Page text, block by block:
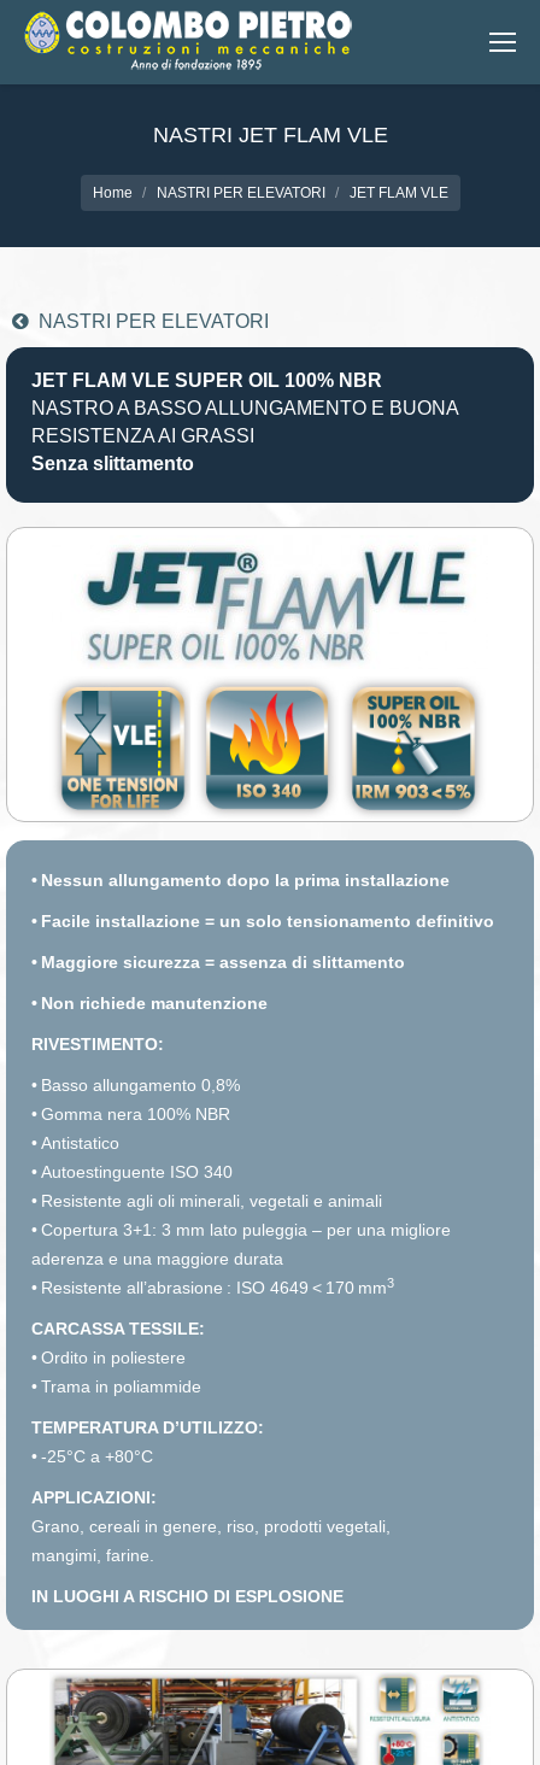
NASTRI JET FLAM VLE
You are here:
Home NASTRI PER ELEVATORI JET FLAM VLE
NASTRI PER ELEVATORI
JET FLAM VLE SUPER OIL 100% NBR
NASTRO A BASSO ALLUNGAMENTO E BUONA
RESISTENZA AI GRASSI
Senza slittamento
• Nessun allungamento dopo la prima installazione
• Facile installazione = un solo tensionamento definitivo
• Maggiore sicurezza = assenza di slittamento
• Non richiede manutenzione
RIVESTIMENTO:
• Basso allungamento 0,8%
•Gomma nera 100% NBR
•Antistatico
•Autoestinguente ISO 340
• Resistente agli oli minerali, vegetali e animali
•Copertura 3+1: 3 mm lato puleggia – per una migliore
aderenza e una maggiore durata
• Resistente all’abrasione : ISO 4649 < 170 mm3
CARCASSA TESSILE:
•Ordito in poliestere
•Trama in poliammide
TEMPERATURA D’UTILIZZO:
•-25°C a +80°C
APPLICAZIONI:
Grano, cereali in genere, riso, prodotti vegetali,
mangimi, farine.
IN LUOGHI A RISCHIO DI ESPLOSIONE